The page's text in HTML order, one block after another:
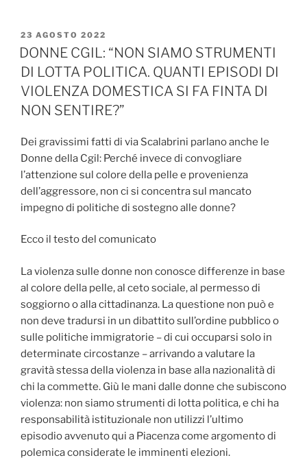
PUBBLICATO
IL
23 AGOSTO 2022
DONNE CGIL: “NON SIAMO STRUMENTI
DI LOTTA POLITICA. QUANTI EPISODI DI
VIOLENZA DOMESTICA SI FA FINTA DI
NON SENTIRE?”
Dei gravissimi fatti di via Scalabrini parlano anche le
Donne della Cgil: Perché invece di convogliare
l’attenzione sul colore della pelle e provenienza
dell’aggressore, non ci si concentra sul mancato
impegno di politiche di sostegno alle donne?
Ecco il testo del comunicato
La violenza sulle donne non conosce differenze in base
al colore della pelle, al ceto sociale, al permesso di
soggiorno o alla cittadinanza. La questione non può e
non deve tradursi in un dibattito sull’ordine pubblico o
sulle politiche immigratorie – di cui occuparsi solo in
determinate circostanze – arrivando a valutare la
gravità stessa della violenza in base alla nazionalità di
chi la commette. Giù le mani dalle donne che subiscono
violenza: non siamo strumenti di lotta politica, e chi ha
responsabilità istituzionale non utilizzi l’ultimo
episodio avvenuto qui a Piacenza come argomento di
polemica considerate le imminenti elezioni.